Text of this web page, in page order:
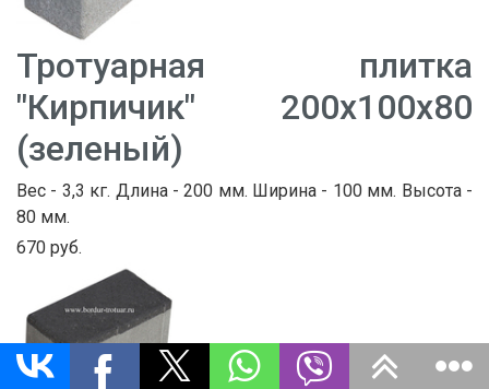
Тротуарная плитка
"Кирпичик" 200х100х80
(зеленый)
Вес - 3,3 кг. Длина - 200 мм. Ширина - 100 мм. Высота -
80 мм.
670 руб.